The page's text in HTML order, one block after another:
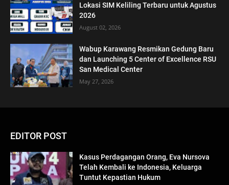
Lokasi SIM Keliling Terbaru untuk Agustus
2026
August 02, 2026
Wabup Karawang Resmikan Gedung Baru
dan Launching 5 Center of Excellence RSU
San Medical Center
May 27, 2026
EDITOR POST
Kasus Perdagangan Orang, Eva Nursova
Telah Kembali ke Indonesia, Keluarga
Tuntut Kepastian Hukum